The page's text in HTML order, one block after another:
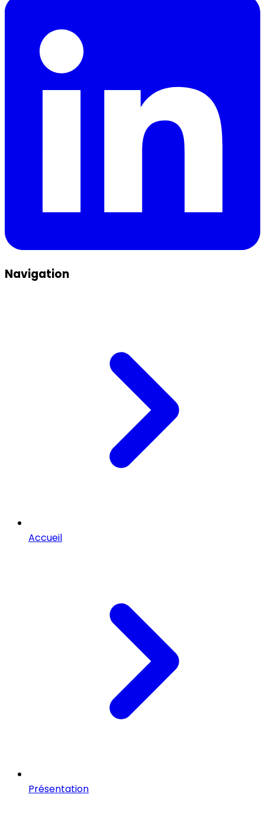
Navigation
Accueil
Présentation